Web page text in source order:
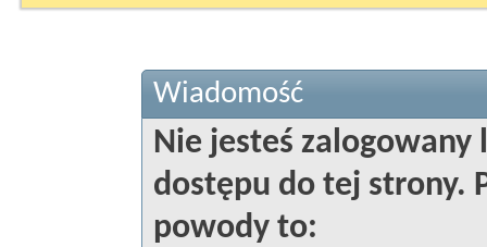
Wiadomość
Nie jesteś zalogowany
dostępu do tej strony.
powody to: